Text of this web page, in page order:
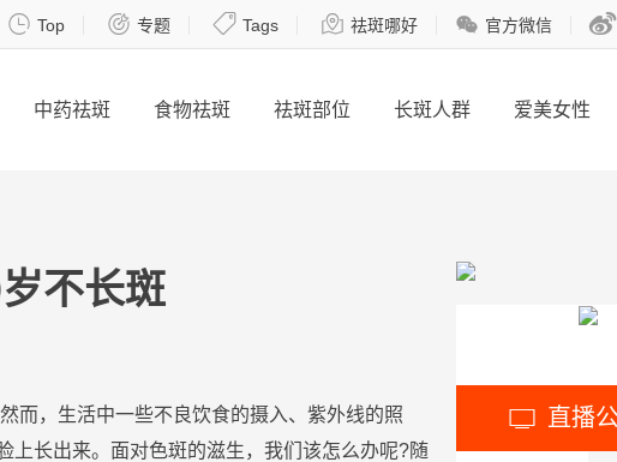
 Top  专题  Tags  祛斑哪好  官方微信 
中药祛斑 食物祛斑 祛斑部位 长斑人群 爱美女性
不长斑
而，生活中一些不良饮食的摄入、紫外线的照
上长出来。面对色斑的滋生，我们该怎么办呢?随
 直播